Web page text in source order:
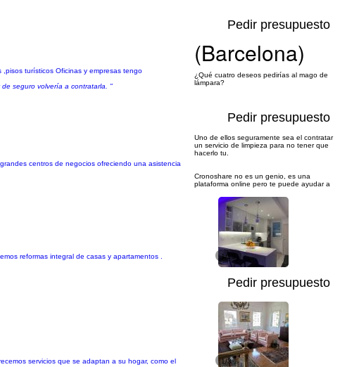
turísticos Oficinas y empresas tengo
seguro volvería a contratarla. "
Pedir presupuesto
centros de negocios ofreciendo una asistencia
Pedir presupuesto
reformas integral de casas y apartamentos .
1/13
Pedir presupuesto
servicios que se adaptan a su hogar, como el
1/3
(Barcelona)
¿Qué cuatro deseos pedirías al mago de
lámpara?
Uno de ellos seguramente sea el contratar
un servicio de limpieza para no tener que
hacerlo tu.
Cronoshare no es un genio, es una
plataforma online pero te puede ayudar a